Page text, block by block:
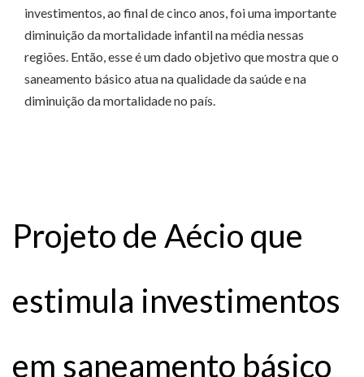
investimentos, ao final de cinco anos, foi uma importante
diminuição da mortalidade infantil na média nessas
regiões. Então, esse é um dado objetivo que mostra que o
saneamento básico atua na qualidade da saúde e na
diminuição da mortalidade no país.
Projeto de Aécio que
estimula investimentos
em saneamento básico